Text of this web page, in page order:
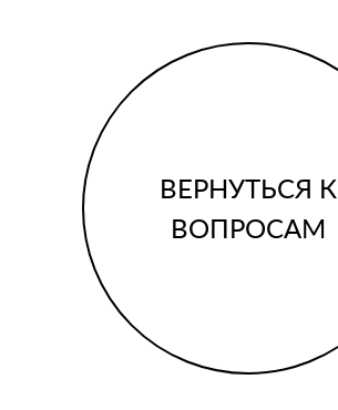
ВЕРНУТЬСЯ К
ВОПРОСАМ